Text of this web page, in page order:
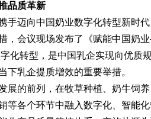
品质革新
迈向中国奶业数字化转型新时代
，会议现场发布了《赋能中国奶
化转型，是中国乳企实现向优质
下乳企提质增效的重要举措。
的前列，在牧草种植、奶牛饲养
等各个环节中融入数字化、智能